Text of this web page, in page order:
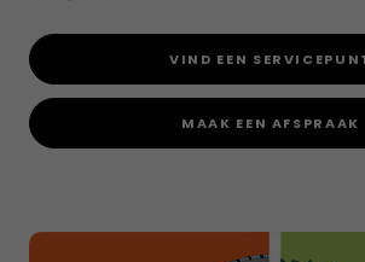
VIND EEN
MAAK EEN AFSPRAAK